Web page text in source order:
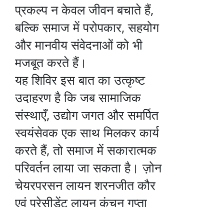
प्रकल्प न केवल जीवन बचाते हैं,
बल्कि समाज में परोपकार, सहयोग
और मानवीय संवेदनाओं को भी
मजबूत करते हैं।
यह शिविर इस बात का उत्कृष्ट
उदाहरण है कि जब सामाजिक
संस्थाएँ, उद्योग जगत और समर्पित
स्वयंसेवक एक साथ मिलकर कार्य
करते हैं, तो समाज में सकारात्मक
परिवर्तन लाया जा सकता है। ज़ोन
चेयरपरसन लायन शरनजीत कौर
एवं प्रेसीडेंट लायन कंचन गुप्ता